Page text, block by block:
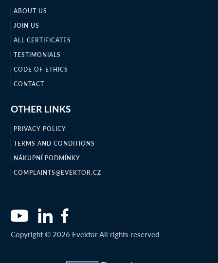
ABOUT US
JOIN US
ALL CERTIFICATES
TESTIMONIALS
CODE OF ETHICS
CONTACT
OTHER LINKS
PRIVACY POLICY
TERMS AND CONDITIONS
NÁKUPNÍ PODMÍNKY
COMPLAINTS@EVEKTOR.CZ
Copyright © 2026 Evektor All rights reserved